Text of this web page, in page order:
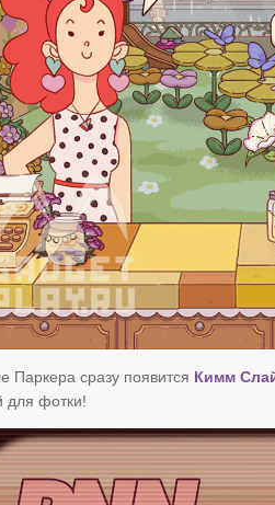
Паркера сразу появится Кимм
для фотки!